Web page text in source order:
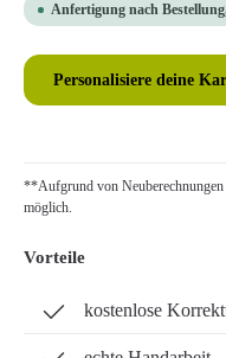
Anfertigung nach
Personalisiere deine
**Aufgrund von Neuberechnungen
möglich.
Vorteile
kostenlose